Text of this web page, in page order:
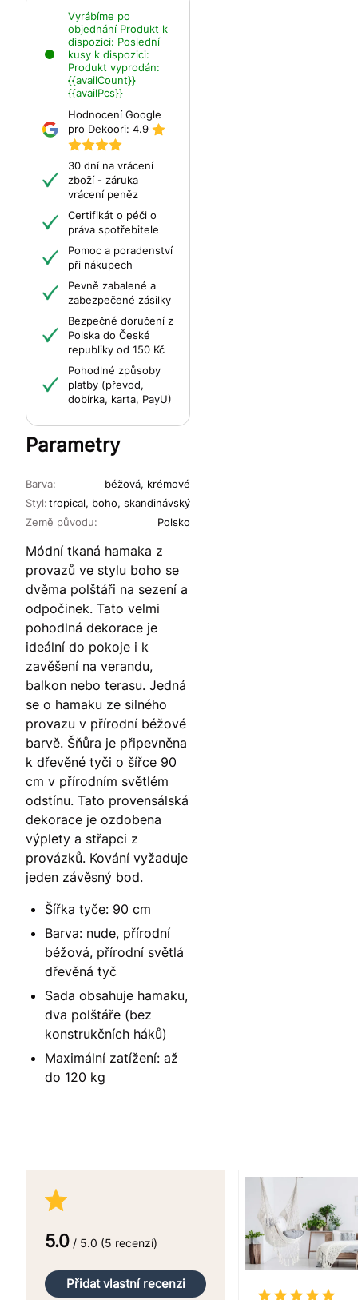
Vyrábíme po
objednání Produkt k
dispozici: Poslední
kusy k dispozici:
Produkt vyprodán:
{{availCount}}
{{availPcs}}
Hodnocení Google
pro Dekoori: 4.9
30 dní na vrácení
zboží - záruka
vrácení peněz
Certifikát o péči o
práva spotřebitele
Pomoc a poradenství
při nákupech
Pevně zabalené a
zabezpečené zásilky
Bezpečné doručení z
Polska do České
republiky od 150 Kč
Pohodlné způsoby
platby (převod,
dobírka, karta, PayU)
Parametry
Barva:
béžová, krémové
Styl: tropical, boho, skandinávský
Země původu:
Polsko
Módní tkaná hamaka z
provazů ve stylu boho se
dvěma polštáři na sezení a
odpočinek. Tato velmi
pohodlná dekorace je
ideální do pokoje i k
zavěšení na verandu,
balkon nebo terasu. Jedná
se o hamaku ze silného
provazu v přírodní béžové
barvě. Šňůra je připevněna
k dřevěné tyči o šířce 90
cm v přírodním světlém
odstínu. Tato provensálská
dekorace je ozdobena
výplety a střapci z
provázků. Kování vyžaduje
jeden závěsný bod.
Šířka tyče: 90 cm
Barva: nude, přírodní
béžová, přírodní světlá
dřevěná tyč
Sada obsahuje hamaku,
dva polštáře (bez
konstrukčních háků)
Maximální zatížení: až
do 120 kg
5.0 / 5.0 (5 recenzí)
Přidat vlastní recenzi